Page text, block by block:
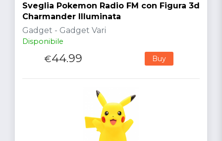
Sveglia Pokemon Radio FM con Figura 3d
Charmander Illuminata
Gadget - Gadget Vari
Disponibile
€44.99 Buy